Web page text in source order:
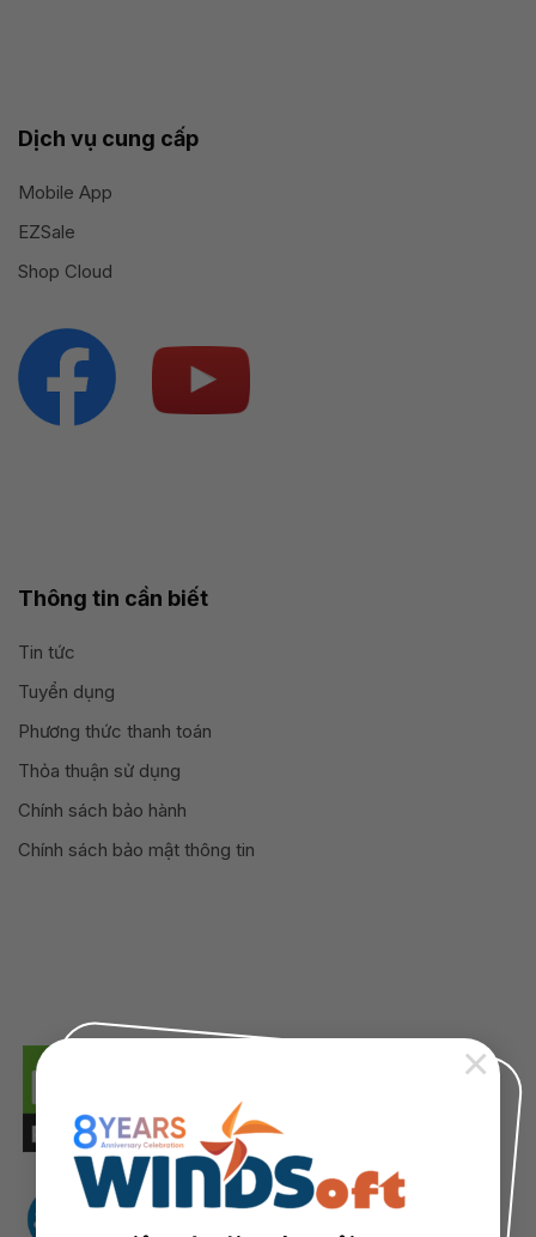
×
Dịch vụ cung cấp
Mobile App
EZSale
Shop Cloud
Thông tin cần biết
Tin tức
Tuyển dụng
Phương thức thanh toán
Thỏa thuận sử dụng
Chính sách bảo hành
Chính sách bảo mật thông tin